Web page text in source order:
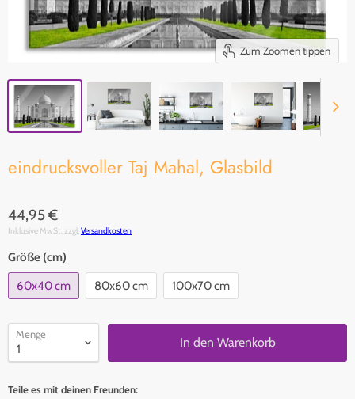
Zum Zoomen tippen
eindrucksvoller Taj Mahal, Glasbild
44,95 €
Inklusive MwSt. zzgl. Versandkosten
Größe (cm)
60x40 cm
80x60 cm 100x70 cm
Menge
In den Warenkorb
Teile es mit deinen Freunden: